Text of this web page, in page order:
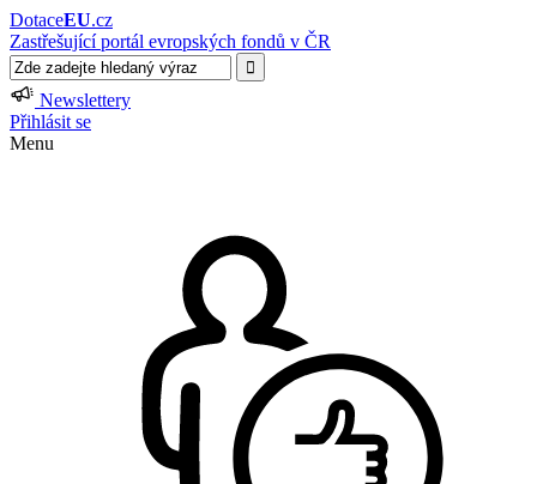
DotaceEU.cz
Zastřešující portál evropských fondů v ČR
Newslettery
Přihlásit se
Menu